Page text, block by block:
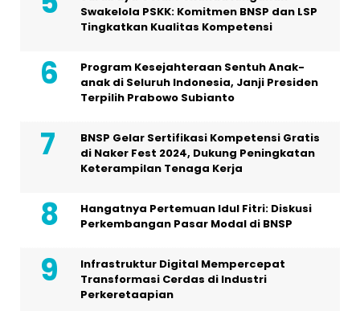
Swakelola PSKK: Komitmen BNSP dan LSP
Tingkatkan Kualitas Kompetensi
Program Kesejahteraan Sentuh Anak-
anak di Seluruh Indonesia, Janji Presiden
Terpilih Prabowo Subianto
BNSP Gelar Sertifikasi Kompetensi Gratis
di Naker Fest 2024, Dukung Peningkatan
Keterampilan Tenaga Kerja
Hangatnya Pertemuan Idul Fitri: Diskusi
Perkembangan Pasar Modal di BNSP
Infrastruktur Digital Mempercepat
Transformasi Cerdas di Industri
Perkeretaapian